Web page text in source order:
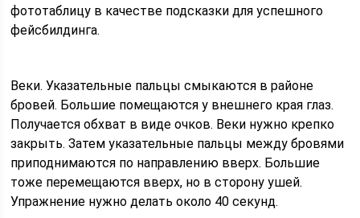
фототаблицу в качестве подсказки для успешного
фейсбилдинга.
Веки. Указательные пальцы смыкаются в районе
бровей. Большие помещаются у внешнего края глаз.
Получается обхват в виде очков. Веки нужно крепко
закрыть. Затем указательные пальцы между бровями
приподнимаются по направлению вверх. Большие
тоже перемещаются вверх, но в сторону ушей.
Упражнение нужно делать около 40 секунд.